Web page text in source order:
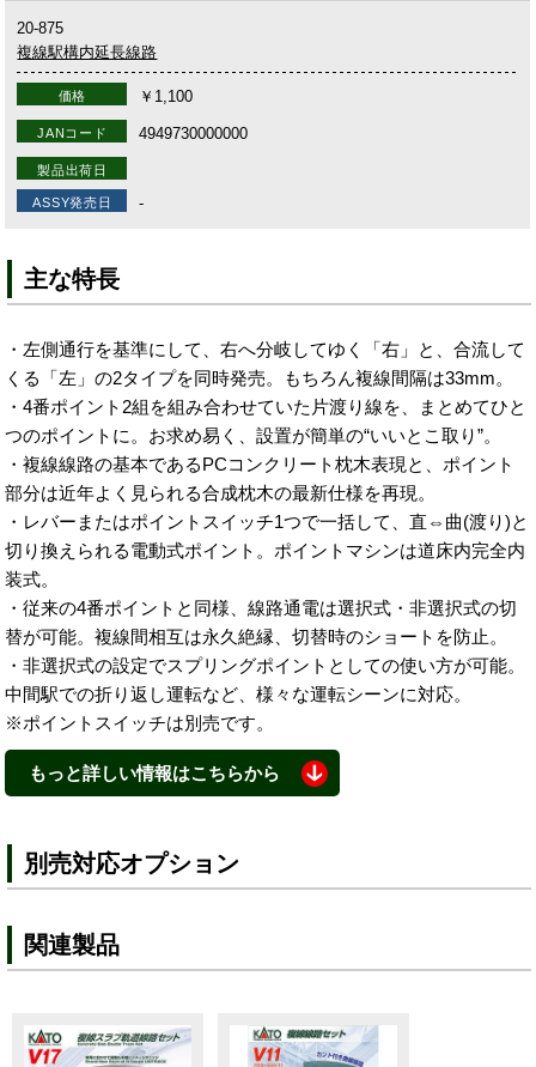
20-875
複線駅構内延長線路
価格 ￥1,100
JANコード 4949730000000
製品出荷日
ASSY発売日 -
主な特長
・左側通行を基準にして、右へ分岐してゆく「右」と、合流して
くる「左」の2タイプを同時発売。もちろん複線間隔は33mm。
・4番ポイント2組を組み合わせていた片渡り線を、まとめてひと
つのポイントに。お求め易く、設置が簡単の“いいとこ取り”。
・複線線路の基本であるPCコンクリート枕木表現と、ポイント
部分は近年よく見られる合成枕木の最新仕様を再現。
・レバーまたはポイントスイッチ1つで一括して、直⇔曲(渡り)と
切り換えられる電動式ポイント。ポイントマシンは道床内完全内
装式。
・従来の4番ポイントと同様、線路通電は選択式・非選択式の切
替が可能。複線間相互は永久絶縁、切替時のショートを防止。
・非選択式の設定でスプリングポイントとしての使い方が可能。
中間駅での折り返し運転など、様々な運転シーンに対応。
※ポイントスイッチは別売です。
もっと詳しい情報はこちらから
ットシリーズ・複線線路」に複々線にも対応できる「V16 外側複
線線路セット」が新登場!
の線路では再現できなかった列車のホーム進入時をスムーズにリ
アルに再現出来たり、島式ホームを挟んだ複線駅(複々線駅)の配
都市部の鉄道では標準となっている、実物同様の間隔で並べられ
別売対応オプション
関連製品